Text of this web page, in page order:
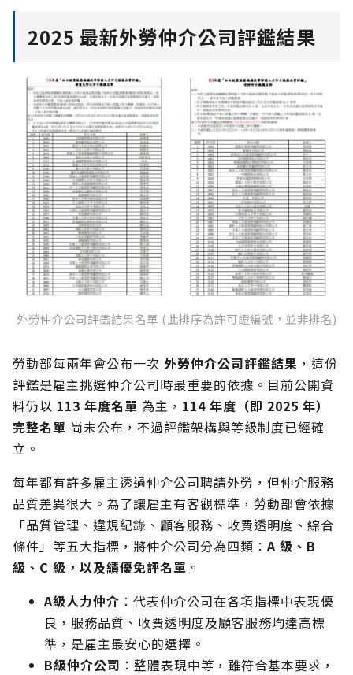
2025 最新外勞仲介公司評鑑結果
外勞仲介公司評鑑結果名單 (此排序為許可證編號，並非排名)
勞動部每兩年會公布一次 外勞仲介公司評鑑結果 ，這份
評鑑是雇主挑選仲介公司時最重要的依據。目前公開資
料仍以 113 年度名單 為主， 114 年度（即 2025 年）
完整名單 尚未公布，不過評鑑架構與等級制度已經確
立。
每年都有許多雇主透過仲介公司聘請外勞，但仲介服務
品質差異很大。為了讓雇主有客觀標準，勞動部會依據
「品質管理、違規紀錄、顧客服務、收費透明度、綜合
條件」等五大指標，將仲介公司分為四類：A 級、B
級、C 級，以及績優免評名單 。
A級人力仲介 ：代表仲介公司在各項指標中表現優
良，服務品質、收費透明度及顧客服務均達高標
準，是雇主最安心的選擇。
B級仲介公司 ：整體表現中等，雖符合基本要求，